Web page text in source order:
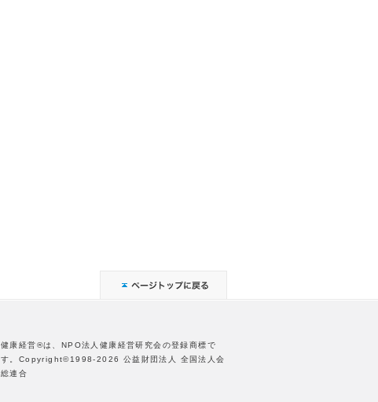
健康経営®は、NPO法人健康経営研究会の登録商標で
す。Copyright©1998-2026 公益財団法人 全国法人会
総連合